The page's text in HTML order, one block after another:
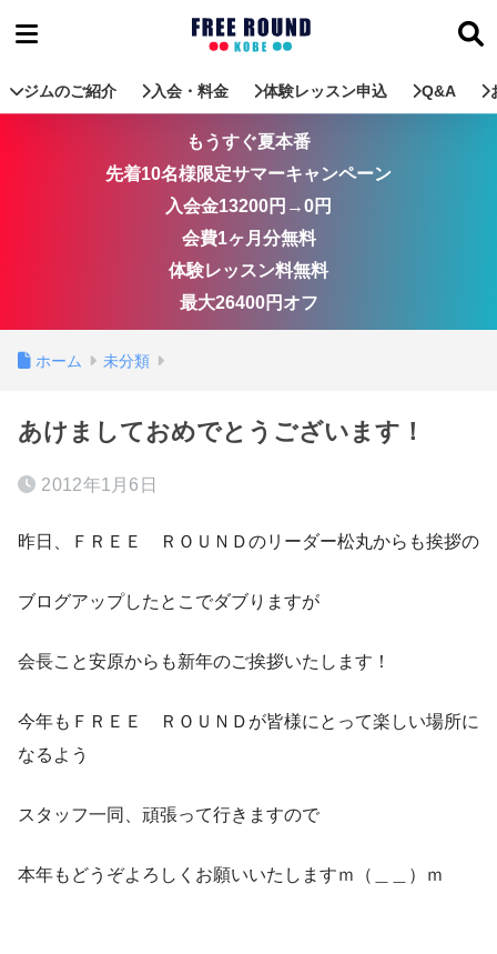
ジムのご紹介 入会・料金 体験レッスン申込 Q&A
もうすぐ夏本番
先着10名様限定サマーキャンペーン
入会金13200円→0円
会費1ヶ月分無料
体験レッスン料無料
最大26400円オフ
ホーム 未分類
あけましておめでとうございます！
2012年1月6日
昨日、ＦＲＥＥ ＲＯＵＮＤのリーダー松丸からも挨拶の
ブログアップしたとこでダブりますが
会長こと安原からも新年のご挨拶いたします！
今年もＦＲＥＥ ＲＯＵＮＤが皆様にとって楽しい場所に
なるよう
スタッフ一同、頑張って行きますので
本年もどうぞよろしくお願いいたしますｍ（＿＿）ｍ